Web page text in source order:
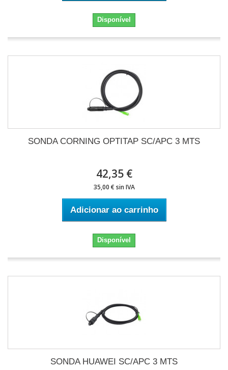
Disponível
SONDA CORNING OPTITAP SC/APC 3 MTS
42,35 €
35,00 € sin IVA
Adicionar ao carrinho
Disponível
SONDA HUAWEI SC/APC 3 MTS